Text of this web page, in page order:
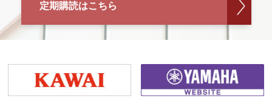
定期購読はこちら